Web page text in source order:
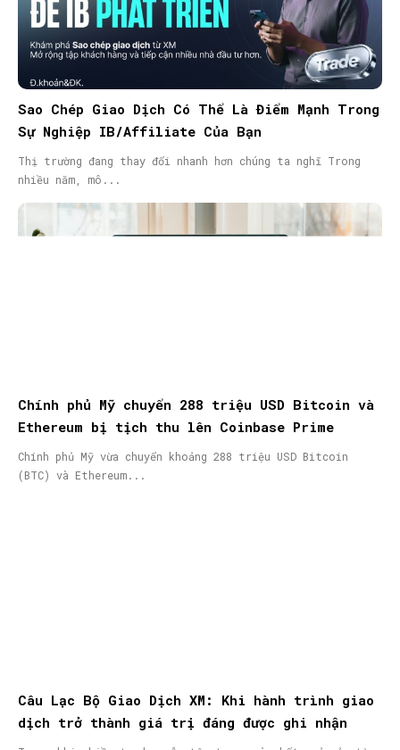
Sao Chép Giao Dịch Có Thể Là Điểm Mạnh Trong
Sự Nghiệp IB/Affiliate Của Bạn
Thị trường đang thay đổi nhanh hơn chúng ta nghĩ Trong
nhiều năm, mô...
Chính phủ Mỹ chuyển 288 triệu USD Bitcoin và
Ethereum bị tịch thu lên Coinbase Prime
Chính phủ Mỹ vừa chuyển khoảng 288 triệu USD Bitcoin
(BTC) và Ethereum...
Câu Lạc Bộ Giao Dịch XM: Khi hành trình giao
dịch trở thành giá trị đáng được ghi nhận